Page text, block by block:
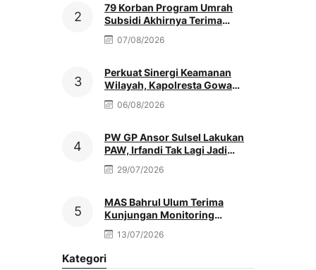
79 Korban Program Umrah
Subsidi Akhirnya Terima
Refund Penuh, Nenek Sutinah
Tak Kuasa Menahan Haru
07/08/2026
Perkuat Sinergi Keamanan
Wilayah, Kapolresta Gowa
Baru Silaturahmi Ke Kediaman
Ketua PCNU
06/08/2026
PW GP Ansor Sulsel Lakukan
PAW, Irfandi Tak Lagi Jadi
Pengurus
29/07/2026
MAS Bahrul Ulum Terima
Kunjungan Monitoring
MATAMUDA Ketua Pokjawas
Madrasah Nasional
13/07/2026
Kategori